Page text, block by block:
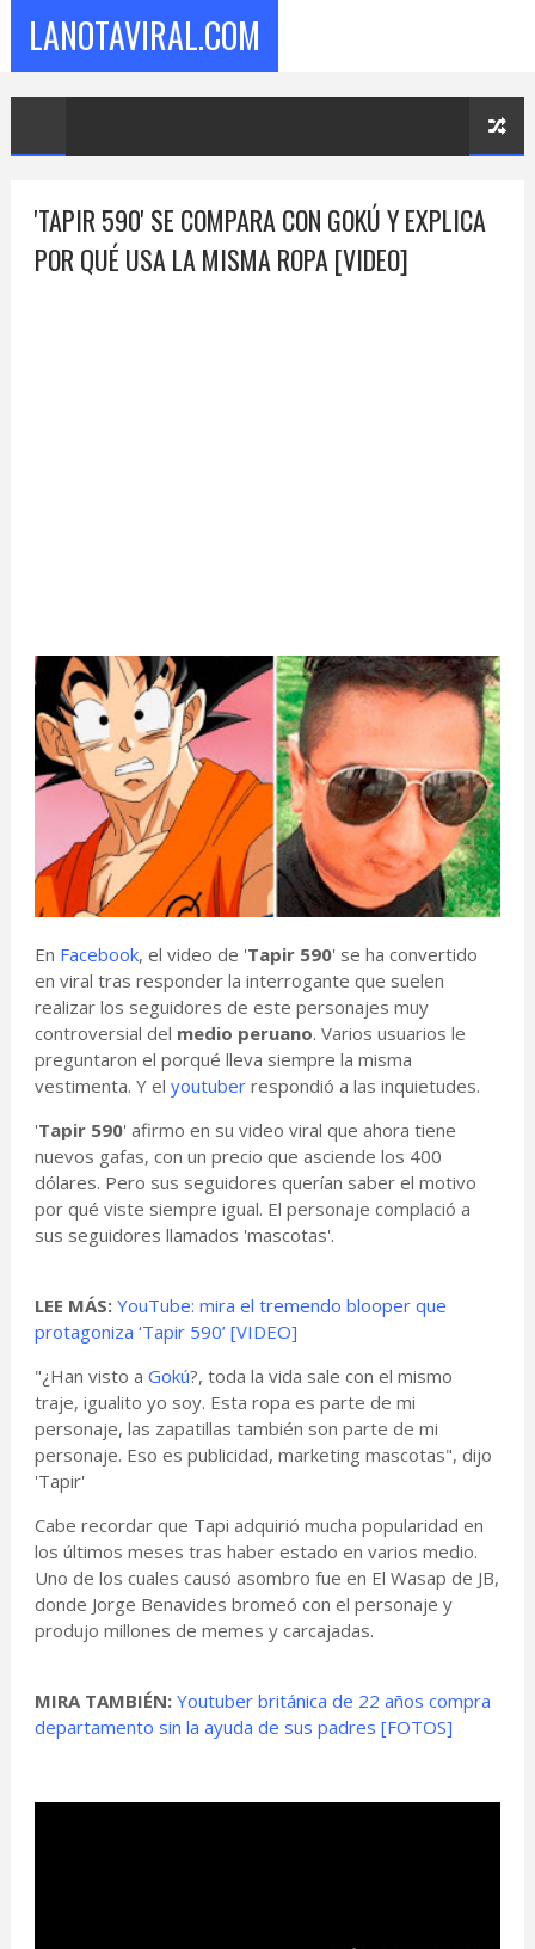
LANOTAVIRAL.COM
'TAPIR 590' SE COMPARA CON GOKÚ Y EXPLICA
POR QUÉ USA LA MISMA ROPA [VIDEO]
En Facebook, el video de 'Tapir 590' se ha convertido
en viral tras responder la interrogante que suelen
realizar los seguidores de este personajes muy
controversial del medio peruano. Varios usuarios le
preguntaron el porqué lleva siempre la misma
vestimenta. Y el youtuber respondió a las inquietudes.
'Tapir 590' afirmo en su video viral que ahora tiene
nuevos gafas, con un precio que asciende los 400
dólares. Pero sus seguidores querían saber el motivo
por qué viste siempre igual. El personaje complació a
sus seguidores llamados 'mascotas'.
LEE MÁS: YouTube: mira el tremendo blooper que
protagoniza ‘Tapir 590’ [VIDEO]
"¿Han visto a Gokú?, toda la vida sale con el mismo
traje, igualito yo soy. Esta ropa es parte de mi
personaje, las zapatillas también son parte de mi
personaje. Eso es publicidad, marketing mascotas", dijo
'Tapir'
Cabe recordar que Tapi adquirió mucha popularidad en
los últimos meses tras haber estado en varios medio.
Uno de los cuales causó asombro fue en El Wasap de JB,
donde Jorge Benavides bromeó con el personaje y
produjo millones de memes y carcajadas.
MIRA TAMBIÉN: Youtuber británica de 22 años compra
departamento sin la ayuda de sus padres [FOTOS]